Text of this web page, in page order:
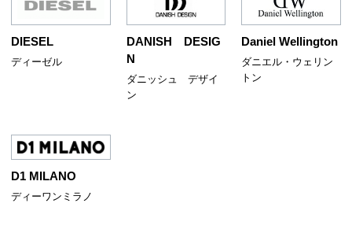
DIESEL
ディーゼル
DANISH DESIG
N
ダニッシュ デザイ
ン
Daniel Wellington
ダニエル・ウェリン
トン
D1 MILANO
ディーワンミラノ